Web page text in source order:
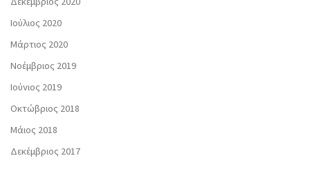
Ιούλιος 2020
Μάρτιος 2020
Νοέμβριος 2019
Ιούνιος 2019
Οκτώβριος 2018
Μάιος 2018
Δεκέμβριος 2017